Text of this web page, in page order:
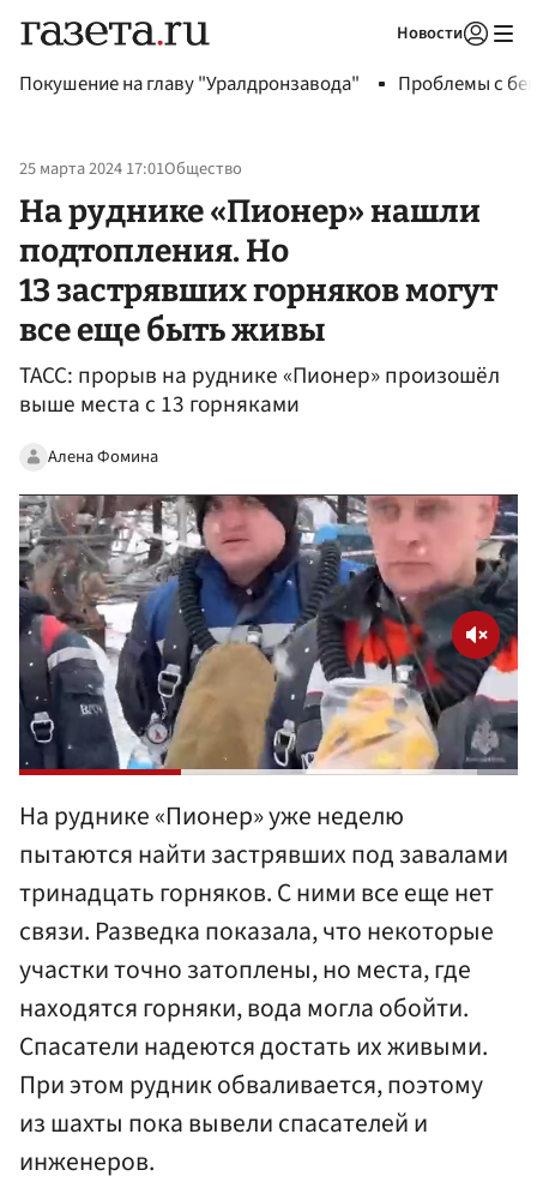
Новости
Покушение на главу "Уралдронзавода" Проблемы с
25 марта 2024 17:01Общество
На руднике «Пионер» нашли
подтопления. Но
13 застрявших горняков могут
все еще быть живы
ТАСС: прорыв на руднике «Пионер» произошёл
выше места с 13 горняками
Алена Фомина
На руднике «Пионер» уже неделю
пытаются найти застрявших под завалами
тринадцать горняков. С ними все еще нет
связи. Разведка показала, что некоторые
участки точно затоплены, но места, где
находятся горняки, вода могла обойти.
Спасатели надеются достать их живыми.
При этом рудник обваливается, поэтому
из шахты пока вывели спасателей и
инженеров.